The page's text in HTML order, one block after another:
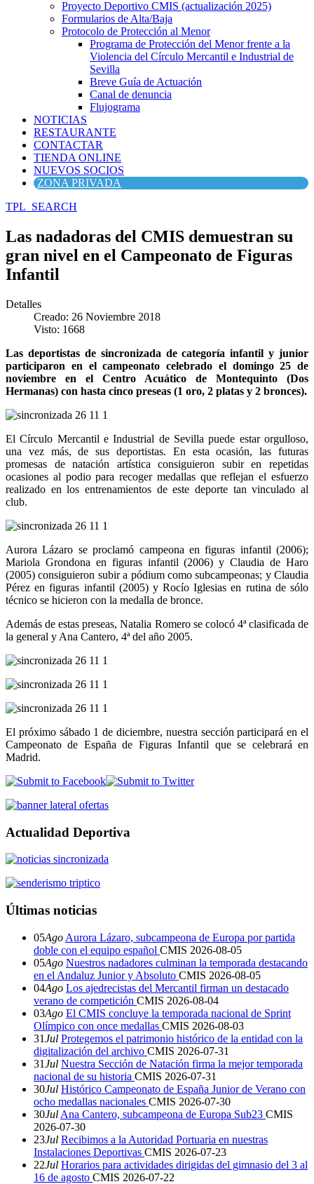
Proyecto Deportivo CMIS (actualización 2025)
Formularios de Alta/Baja
Protocolo de Protección al Menor
Programa de Protección del Menor frente a la
Violencia del Círculo Mercantil e Industrial de
Sevilla
Breve Guía de Actuación
Canal de denuncia
Flujograma
NOTICIAS
RESTAURANTE
CONTACTAR
TIENDA ONLINE
NUEVOS SOCIOS
ZONA PRIVADA
TPL_SEARCH
Las nadadoras del CMIS demuestran su
gran nivel en el Campeonato de Figuras
Infantil
Detalles
Creado: 26 Noviembre 2018
Visto: 1668
Las deportistas de sincronizada de categoría infantil y junior
participaron en el campeonato celebrado el domingo 25 de
noviembre en el Centro Acuático de Montequinto (Dos
Hermanas) con hasta cinco preseas (1 oro, 2 platas y 2 bronces).
El Círculo Mercantil e Industrial de Sevilla puede estar orgulloso,
una vez más, de sus deportistas. En esta ocasión, las futuras
promesas de natación artística consiguieron subir en repetidas
ocasiones al podio para recoger medallas que reflejan el esfuerzo
realizado en los entrenamientos de este deporte tan vinculado al
club.
Aurora Lázaro se proclamó campeona en figuras infantil (2006);
Mariola Grondona en figuras infantil (2006) y Claudia de Haro
(2005) consiguieron subir a pódium como subcampeonas; y Claudia
Pérez en figuras infantil (2005) y Rocío Iglesias en rutina de sólo
técnico se hicieron con la medalla de bronce.
Además de estas preseas, Natalia Romero se colocó 4ª clasificada de
la general y Ana Cantero, 4ª del año 2005.
El próximo sábado 1 de diciembre, nuestra sección participará en el
Campeonato de España de Figuras Infantil que se celebrará en
Madrid.
Actualidad Deportiva
Últimas noticias
05Ago Aurora Lázaro, subcampeona de Europa por partida
doble con el equipo español CMIS 2026-08-05
05Ago Nuestros nadadores culminan la temporada destacando
en el Andaluz Junior y Absoluto CMIS 2026-08-05
04Ago Los ajedrecistas del Mercantil firman un destacado
verano de competición CMIS 2026-08-04
03Ago El CMIS concluye la temporada nacional de Sprint
Olímpico con once medallas CMIS 2026-08-03
31Jul Protegemos el patrimonio histórico de la entidad con la
digitalización del archivo CMIS 2026-07-31
31Jul Nuestra Sección de Natación firma la mejor temporada
nacional de su historia CMIS 2026-07-31
30Jul Histórico Campeonato de España Junior de Verano con
ocho medallas nacionales CMIS 2026-07-30
30Jul Ana Cantero, subcampeona de Europa Sub23 CMIS
2026-07-30
23Jul Recibimos a la Autoridad Portuaria en nuestras
Instalaciones Deportivas CMIS 2026-07-23
22Jul Horarios para actividades dirigidas del gimnasio del 3 al
16 de agosto CMIS 2026-07-22